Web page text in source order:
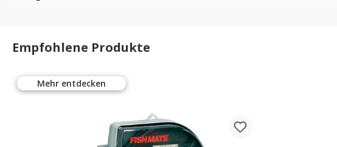
Empfohlene Produkte
Mehr entdecken